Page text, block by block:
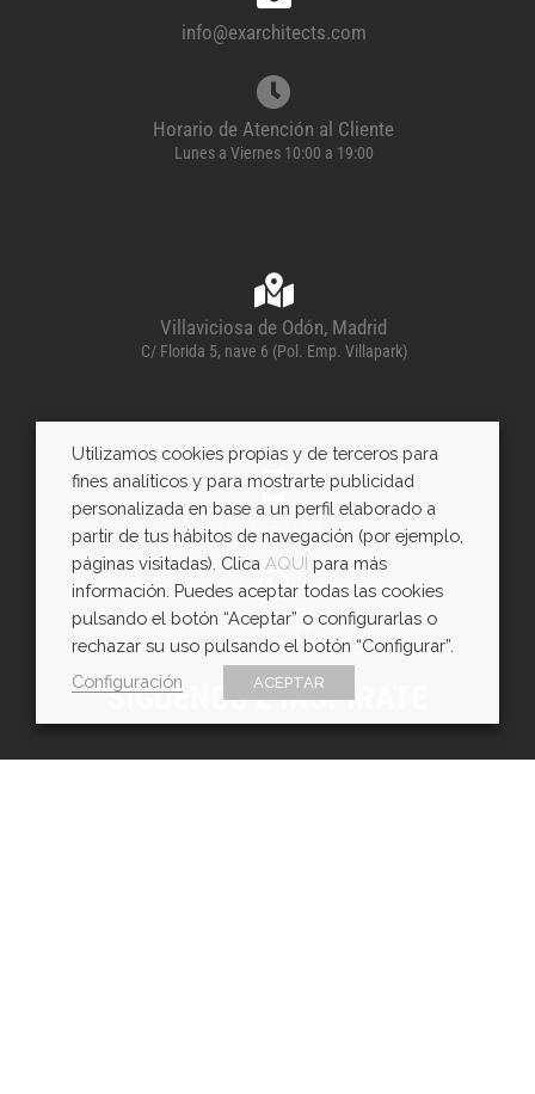
info@exarchitects.com
Horario de Atención al Cliente
Lunes a Viernes 10:00 a 19:00
Villaviciosa de Odón, Madrid
C/ Florida 5, nave 6 (Pol. Emp. Villapark)
600 443 085
WhatsApp
SÍGUENOS E INSPÍRATE
Utilizamos cookies propias y de terceros para
fines analíticos y para mostrarte publicidad
personalizada en base a un perfil elaborado a
partir de tus hábitos de navegación (por ejemplo,
páginas visitadas). Clica AQUÍ para más
información. Puedes aceptar todas las cookies
pulsando el botón “Aceptar” o configurarlas o
rechazar su uso pulsando el botón “Configurar”.
Configuración
ACEPTAR